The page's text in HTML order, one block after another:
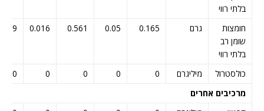
בלתי רווי
חומצות
שומן רב
בלתי רווי
גרם 0.165
0.05
0.561
0.016
כולסטרול מיליגרם 0
0
0
0
0
מרכיבים אחרים